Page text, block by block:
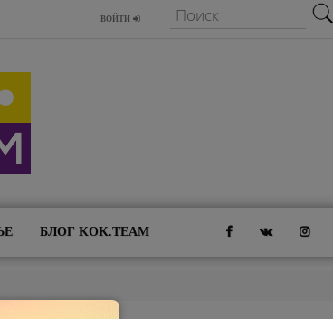
ВОЙТИ
Форма поиска
Поиск
БЛОГ KOK.TEAM